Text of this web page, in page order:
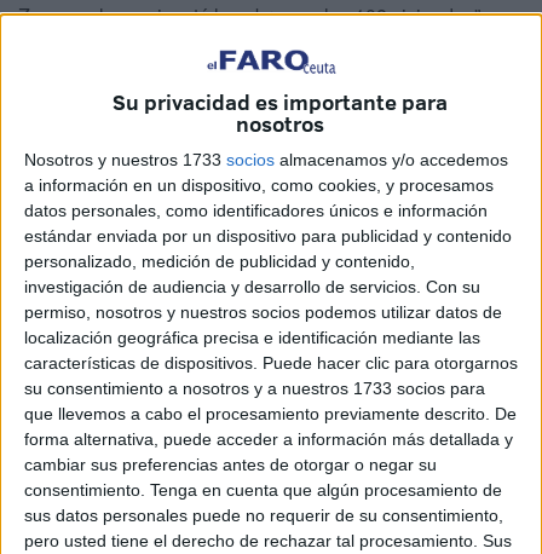
Su privacidad es importante para
nosotros
Nosotros y nuestros 1733 socios almacenamos y/o accedemos
a información en un dispositivo, como cookies, y procesamos
datos personales, como identificadores únicos e información
estándar enviada por un dispositivo para publicidad y contenido
personalizado, medición de publicidad y contenido,
investigación de audiencia y desarrollo de servicios. Con su
permiso, nosotros y nuestros socios podemos utilizar datos de
localización geográfica precisa e identificación mediante las
características de dispositivos. Puede hacer clic para otorgarnos
su consentimiento a nosotros y a nuestros 1733 socios para
que llevemos a cabo el procesamiento previamente descrito. De
forma alternativa, puede acceder a información más detallada y
cambiar sus preferencias antes de otorgar o negar su
consentimiento. Tenga en cuenta que algún procesamiento de
sus datos personales puede no requerir de su consentimiento,
pero usted tiene el derecho de rechazar tal procesamiento. Sus
Zaygon el que ejecutó las obras en las 108 viviendas”.
“Todos han defendido que es legal una subcontrata, que
es verdad que eso es legal, pero al no avisarlo está
provocando una prevaricación. Ha sido un acuerdo
privado entre dos particulares que no comunicaron a
Acemsa”, ha resaltado.